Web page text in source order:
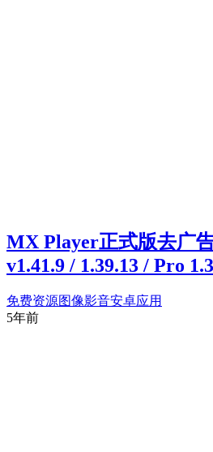
MX Player正式版去广
v1.41.9 / 1.39.13 / Pro
免费资源图像影音安卓应用
5年前